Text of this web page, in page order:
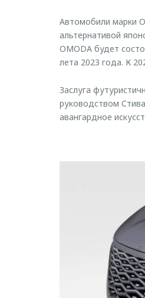
Автомобили марки
альтернативой
OMODA будет
лета 2023 года. К
Заслуга
руководством
авангардное